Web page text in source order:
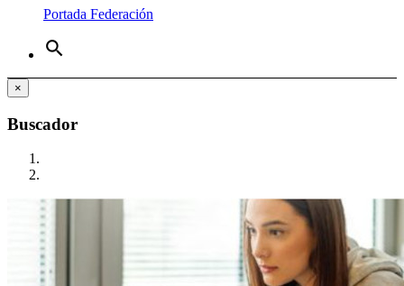
Portada Federación
search
×
Buscador